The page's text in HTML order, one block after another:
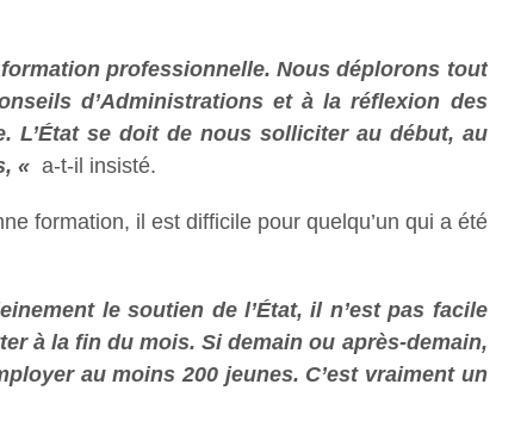
professionnelle. Nous déplorons tout
d’Administrations et à la réflexion des
L’État se doit de nous solliciter au début, au
« a-t-il insisté.
formation, il est difficile pour quelqu’un qui a été
le soutien de l’État, il n’est pas facile
à la fin du mois. Si demain ou après-demain,
au moins 200 jeunes. C’est vraiment un